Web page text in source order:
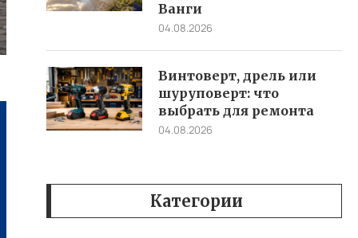
Ванги
04.08.2026
Винтоверт, дрель или
шуруповерт: что
выбрать для ремонта
04.08.2026
Категории